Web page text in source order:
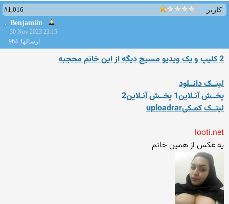
کاربر
#1,016
Benjamiin
30 Nov 2023 23:15
ارسالها: 964
2 کلیپ و یک ویدیو مسیج دیگه از این خانم محجبه
لینــک دانــلود
پخــش آنـلاین1 پخــش آنـلاین2
لینــک کمـکیuploadrar
looti.net
یه عکس از همین خانم